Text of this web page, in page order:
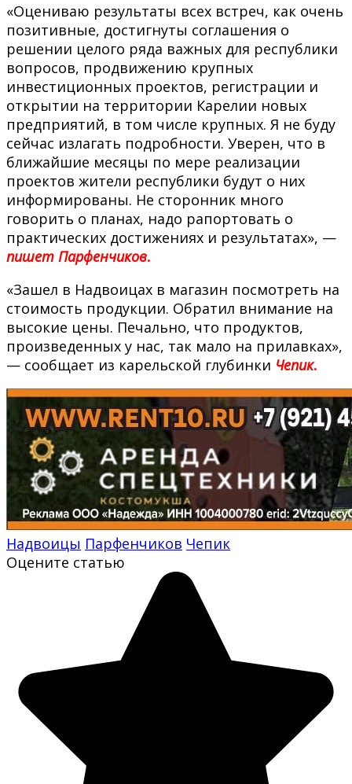
«Оцениваю результаты всех встреч, как очень
позитивные, достигнуты соглашения о
решении целого ряда важных для республики
вопросов, продвижению крупных
инвестиционных проектов, регистрации и
открытии на территории Карелии новых
предприятий, в том числе крупных. Я не буду
сейчас излагать подробности. Уверен, что в
ближайшие месяцы по мере реализации
проектов жители республики будут о них
информированы. Не сторонник много
говорить о планах, надо рапортовать о
практических достижениях и результатах», —
пишет Парфенчиков.
«Зашел в Надвоицах в магазин посмотреть на
стоимость продукции. Обратил внимание на
высокие цены. Печально, что продуктов,
произведенных у нас, так мало на прилавках»,
— сообщает из карельской глубинки Чепик.
Надвоицы Парфенчиков Чепик
Оцените статью